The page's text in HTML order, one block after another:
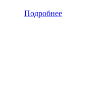
Подробнее